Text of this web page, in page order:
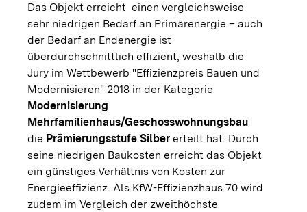
Das Objekt erreicht einen vergleichsweise
sehr niedrigen Bedarf an Primärenergie – auch
der Bedarf an Endenergie ist
überdurchschnittlich effizient, weshalb die
Jury im Wettbewerb "Effizienzpreis Bauen und
Modernisieren" 2018 in der Kategorie
Modernisierung
Mehrfamilienhaus/Geschosswohnungsbau
die Prämierungsstufe Silber erteilt hat. Durch
seine niedrigen Baukosten erreicht das Objekt
ein günstiges Verhältnis von Kosten zur
Energieeffizienz. Als KfW-Effizienzhaus 70 wird
zudem im Vergleich der zweithöchste